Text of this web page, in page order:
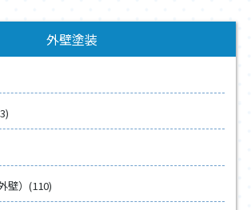
外壁塗装
壁）(110)